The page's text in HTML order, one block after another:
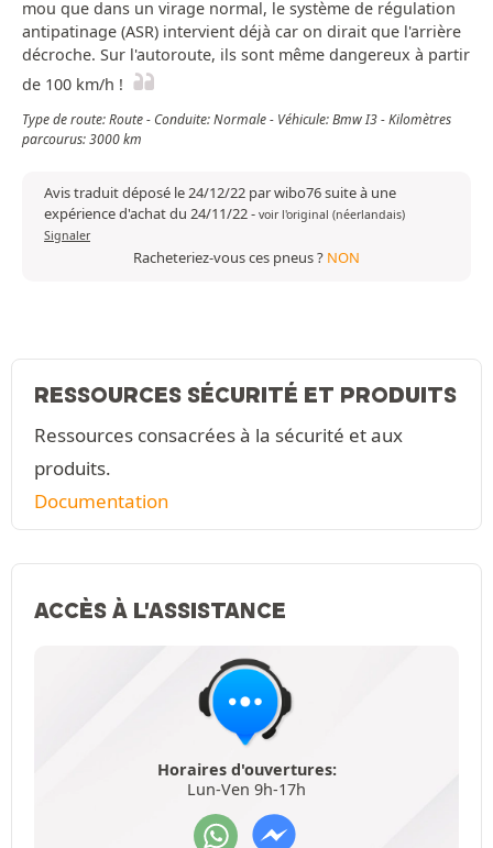
mou que dans un virage normal, le système de régulation
antipatinage (ASR) intervient déjà car on dirait que l'arrière
décroche. Sur l'autoroute, ils sont même dangereux à partir
de 100 km/h !
Type de route: Route - Conduite: Normale - Véhicule: Bmw I3 - Kilomètres
parcourus: 3000 km
Avis traduit déposé le 24/12/22 par wibo76 suite à une
expérience d'achat du 24/11/22- voir l'original (néerlandais)
Signaler
Racheteriez-vous ces pneus ? NON
RESSOURCES SÉCURITÉ ET PRODUITS
Ressources consacrées à la sécurité et aux
produits.
Documentation
ACCÈS À L'ASSISTANCE
Horaires d'ouvertures:
Lun-Ven 9h-17h